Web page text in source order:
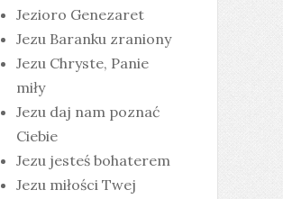
Jezioro Genezaret
Jezu Baranku zraniony
Jezu Chryste, Panie
miły
Jezu daj nam poznać
Ciebie
Jezu jesteś bohaterem
Jezu miłości Twej